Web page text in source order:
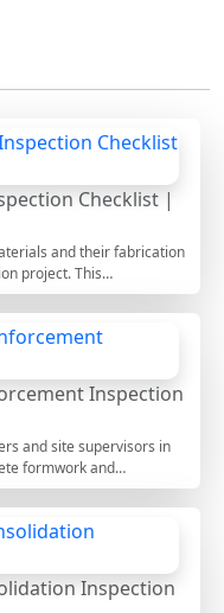
Checklist |
and their fabrication
project. This
steps to assess the
components. By following
can identify
industry standards, and
of the structure being
Inspection
and site supervisors in
formwork and
Ensuring the integrity of
stability and safety of
key aspects including
with design
prevent costly errors and
Inspection